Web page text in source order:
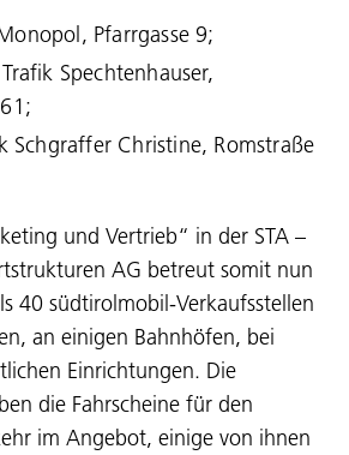
Pfarrgasse 9;
Trafik Spechtenhauser,
Schgraffer Christine, Romstraße
und Vertrieb“ in der STA –
AG betreut somit nun
40 südtirolmobil-Verkaufsstellen
an einigen Bahnhöfen, bei
Einrichtungen. Die
die Fahrscheine für den
im Angebot, einige von ihnen